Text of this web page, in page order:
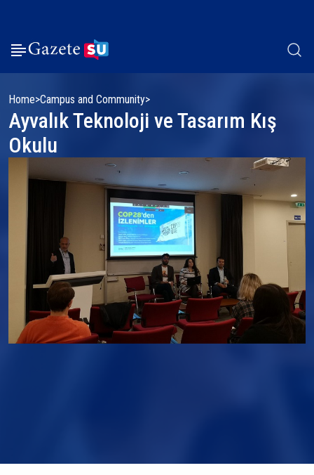
Home Campus and Community
Ayvalık Teknoloji ve Tasarım Kış
Okulu